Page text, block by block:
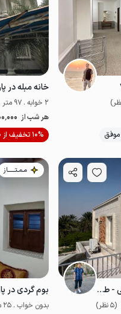
موقعیت در نقشه
موقعیت در
خانه مبله در
2 خوابه . 97 متر . تا 8 مهمان
هر شب از
10% تخفیف از 10 شب
سوئیت تراس دار در پارسیان - دشتی - طبقه ۲
(5 نظر)
مـمـتــــــاز
بوم گردی در
بدون خواب . 25 متر . تا 6 مهمان